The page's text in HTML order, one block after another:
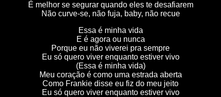
É melhor se segurar quando eles te desafiarem
Não curve-se, não fuja, baby, não recue
Essa é minha vida
E é agora ou nunca
Porque eu não viverei pra sempre
Eu só quero viver enquanto estiver vivo
(Essa é minha vida)
Meu coração é como uma estrada aberta
Como Frankie disse eu fiz do meu jeito
Eu só quero viver enquanto estiver vivo